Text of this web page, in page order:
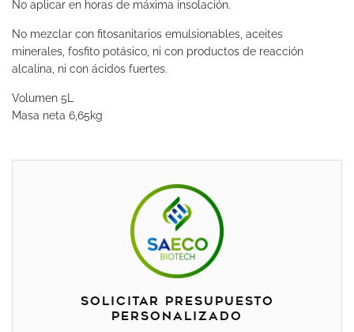
No aplicar en horas de máxima insolación.
No mezclar con fitosanitarios emulsionables, aceites
minerales, fosfito potásico, ni con productos de reacción
alcalina, ni con ácidos fuertes.
Volumen 5L
Masa neta 6,65kg
Solicitar presupuesto
personalizado